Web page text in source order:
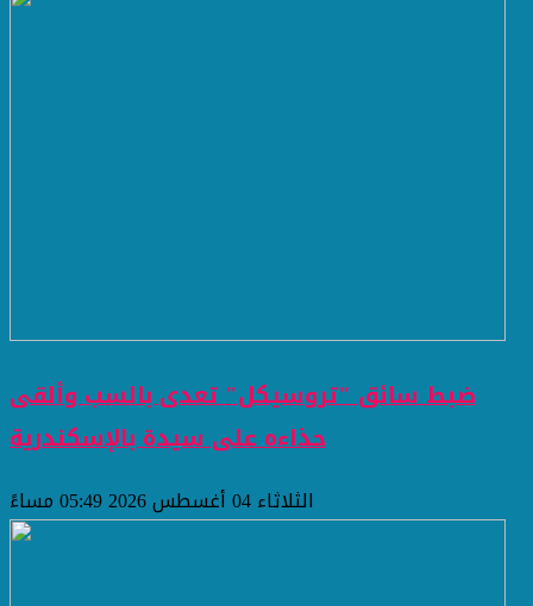
ضبط سائق "تروسيكل" تعدى بالسب وألقى
حذاءه على سيدة بالإسكندرية
الثلاثاء 04 أغسطس 2026 05:49 مساءً